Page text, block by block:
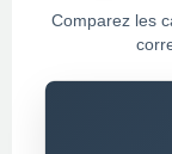
Comparez les